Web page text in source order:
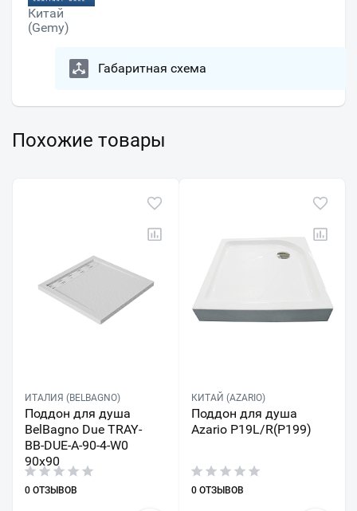
Китай
(Gemy)
Габаритная схема
Похожие товары
ИТАЛИЯ (BELBAGNO)
Поддон для душа
BelBagno Due TRAY-
BB-DUE-A-90-4-W0
90x90
0 ОТЗЫВОВ
КИТАЙ (AZARIO)
Поддон для душа
Azario P19L/R(P199)
0 ОТЗЫВОВ